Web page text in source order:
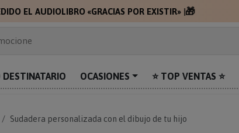
EL AUDIOLIBRO «GRACIAS POR EXISTIR» 🎁
para sorprender
OCASIONES ⭐ TOP VENTAS ⭐
Sudadera personalizada con el dibujo de tu hijo